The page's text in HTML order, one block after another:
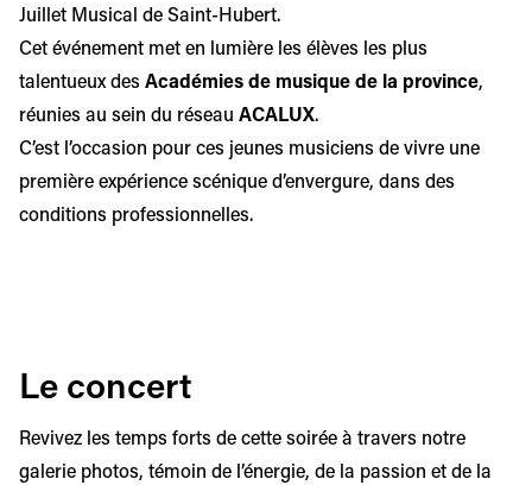
Juillet Musical de Saint-Hubert.
Cet événement met en lumière les élèves les plus
talentueux des Académies de musique de la province,
réunies au sein du réseau ACALUX.
C’est l’occasion pour ces jeunes musiciens de vivre une
première expérience scénique d’envergure, dans des
conditions professionnelles.
Le concert
Revivez les temps forts de cette soirée à travers notre
galerie photos, témoin de l’énergie, de la passion et de la